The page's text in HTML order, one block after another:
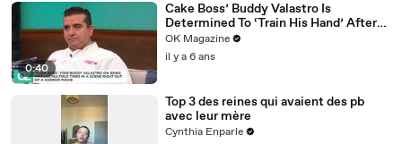
0:40
Cake Boss’ Buddy Valastro Is
Determined To ‘Train His Hand’ After
Accident: Watch
OK Magazine
il y a 6 ans
Top 3 des reines qui avaient des pb
avec leur mère
Cynthia Enparle